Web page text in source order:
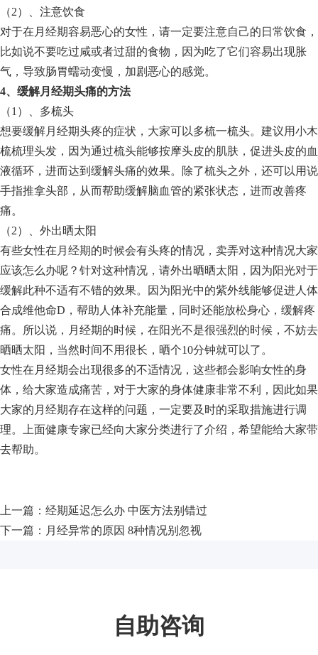
（2）、注意饮食
对于在月经期容易恶心的女性，请一定要注意自己的日常饮食，
比如说不要吃过咸或者过甜的食物，因为吃了它们容易出现胀
气，导致肠胃蠕动变慢，加剧恶心的感觉。
4、缓解月经期头痛的方法
（1）、多梳头
想要缓解月经期头疼的症状，大家可以多梳一梳头。建议用小木
梳梳理头发，因为通过梳头能够按摩头皮的肌肤，促进头皮的血
液循环，进而达到缓解头痛的效果。除了梳头之外，还可以用说
手指推拿头部，从而帮助缓解脑血管的紧张状态，进而改善疼
痛。
（2）、外出晒太阳
有些女性在月经期的时候会有头疼的情况，卖弄对这种情况大家
应该怎么办呢？针对这种情况，请外出晒晒太阳，因为阳光对于
缓解此种不适有不错的效果。因为阳光中的紫外线能够促进人体
合成维他命D，帮助人体补充能量，同时还能放松身心，缓解疼
痛。所以说，月经期的时候，在阳光不是很强烈的时候，不妨去
晒晒太阳，当然时间不用很长，晒个10分钟就可以了。
女性在月经期会出现很多的不适情况，这些都会影响女性的身
体，给大家造成痛苦，对于大家的身体健康非常不利，因此如果
大家的月经期存在这样的问题，一定要及时的采取措施进行调
理。上面健康专家已经向大家分类进行了介绍，希望能给大家带
去帮助。
上一篇： 经期延迟怎么办 中医方法别错过
下一篇： 月经异常的原因 8种情况别忽视
自助咨询